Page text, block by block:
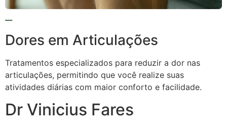
Dores em Articulações
Tratamentos especializados para reduzir a dor nas
articulações, permitindo que você realize suas
atividades diárias com maior conforto e facilidade.
Dr Vinicius Fares